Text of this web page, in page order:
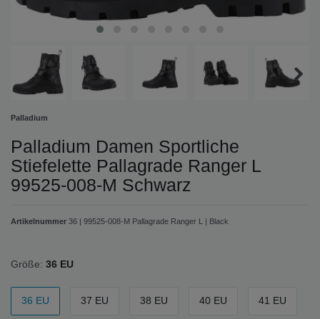
Palladium
Palladium Damen Sportliche
Stiefelette Pallagrade Ranger L
99525-008-M Schwarz
Artikelnummer 36 | 99525-008-M Pallagrade Ranger L | Black
Größe: 36 EU
36 EU 37 EU 38 EU 40 EU 41 EU